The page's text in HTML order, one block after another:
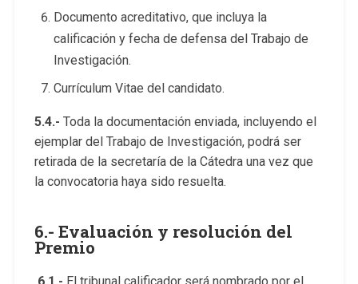
Documento acreditativo, que incluya la
calificación y fecha de defensa del Trabajo de
Investigación.
Currículum Vitae del candidato.
5.4.- Toda la documentación enviada, incluyendo el
ejemplar del Trabajo de Investigación, podrá ser
retirada de la secretaría de la Cátedra una vez que
la convocatoria haya sido resuelta.
6.- Evaluación y resolución del
Premio